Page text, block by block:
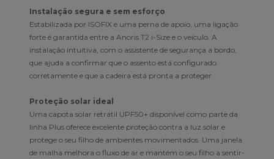
Instalação segura e sem esforço
Estabilizada por ISOFIX e uma perna de apoio, uma ligação
forte é garantida entre a Anoris T2 i-Size e o veículo. A
instalação intuitiva, com o assistente de segurança a bordo,
que ajuda a confirmar que o assento está configurado
corretamente e que a cadeira está pronta a proteger.
Proteção solar ideal
Uma capota solar retrátil UPF50+ disponível como parte da
linha Plus oferece excelente proteção contra a luz solar e
protege o seu filho de ambientes movimentados. Uma janela
de malha melhora o fluxo de ar e mantém o seu filho a sentir-